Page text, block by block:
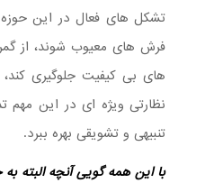
تشکل های فعال در این
فرش های معیوب شوند، از
های بی کیفیت جلوگیری
نظارتی ویژه ای در این مهم
تنبیهی و تشویقی بهره ببرد.
با این همه گویی آنچه البته